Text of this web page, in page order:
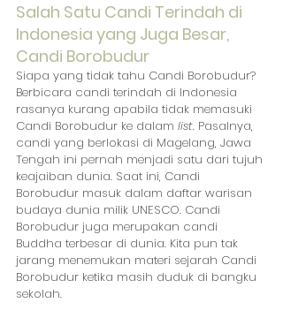
Salah Satu Candi Terindah di
Indonesia yang Juga Besar,
Candi Borobudur
Siapa yang tidak tahu Candi Borobudur?
Berbicara candi terindah di Indonesia
rasanya kurang apabila tidak memasuki
Candi Borobudur ke dalam list. Pasalnya,
candi yang berlokasi di Magelang, Jawa
Tengah ini pernah menjadi satu dari tujuh
keajaiban dunia. Saat ini, Candi
Borobudur masuk dalam daftar warisan
budaya dunia milik UNESCO. Candi
Borobudur juga merupakan candi
Buddha terbesar di dunia. Kita pun tak
jarang menemukan materi sejarah Candi
Borobudur ketika masih duduk di bangku
sekolah.